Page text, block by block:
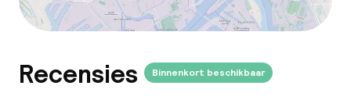
Recensies Binnenkort beschikbaar